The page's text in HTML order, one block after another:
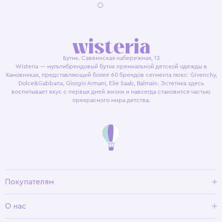
Бутик. Саввинская набережная, 13
Wisteria — мультибрендовый бутик премиальной детской одежды в
Хамовниках, представляющий более 60 брендов сегмента люкс: Givenchy,
Dolce&Gabbana, Giorgio Armani, Elie Saab, Balmain. Эстетика здесь
воспитывает вкус с первых дней жизни и навсегда становится частью
прекрасного мира детства.
Покупателям
Условия возврата
О нас